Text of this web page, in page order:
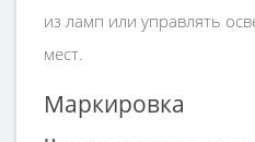
из ламп или управлять
мест.
Маркировка